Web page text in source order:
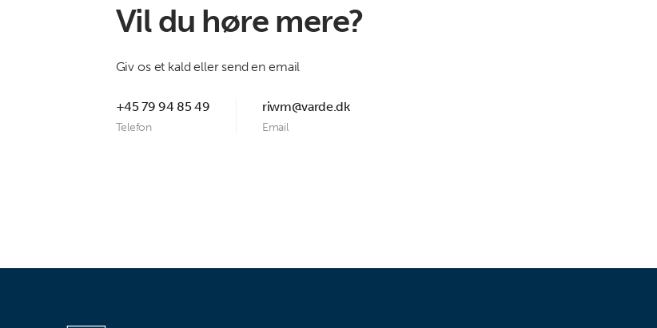
Vil du høre mere?
Giv os et kald eller send en email
+45 79 94 85 49
Telefon
riwm@varde.dk
Email